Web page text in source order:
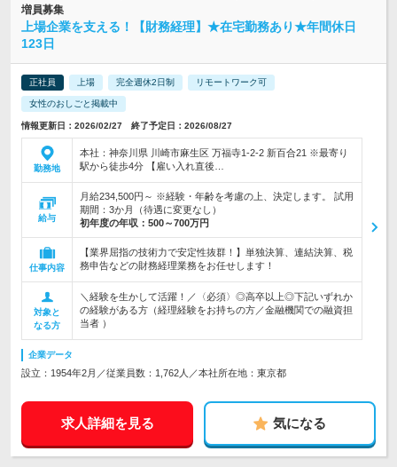
増員募集
上場企業を支える！【財務経理】★在宅勤務あり★年間休日
123日
正社員 上場 完全週休2日制 リモートワーク可
女性のおしごと掲載中
情報更新日：2026/02/27 終了予定日：2026/08/27
勤務地
本社：神奈川県 川崎市麻生区 万福寺1-2-2 新百合21 ※最寄り
駅から徒歩4分 【雇い入れ直後…
給与
月給234,500円～ ※経験・年齢を考慮の上、決定します。 試用
期間：3か月（待遇に変更なし）
初年度の年収： 500～700万円
仕事内容
【業界屈指の技術力で安定性抜群！】単独決算、連結決算、税
務申告などの財務経理業務をお任せします！
対象と
なる方
＼経験を生かして活躍！／〈必須〉◎高卒以上◎下記いずれか
の経験がある方（経理経験をお持ちの方／金融機関での融資担
当者 ）
企業データ
設立：1954年2月／従業員数：1,762人／本社所在地：東京都
求人詳細を見る 気になる